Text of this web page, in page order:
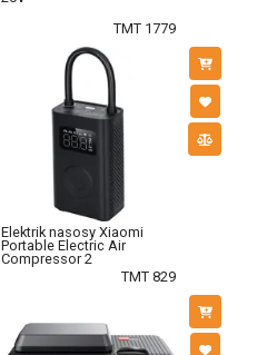
TMT 1779
Elektrik nasosy Xiaomi
Portable Electric Air
Compressor 2
TMT 829